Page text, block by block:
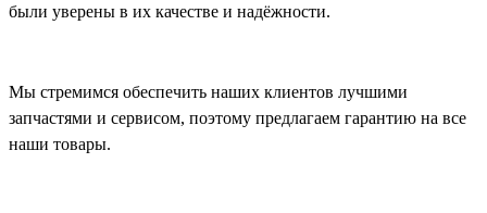
были уверены в их качестве и надёжности.
Мы стремимся обеспечить наших клиентов лучшими
запчастями и сервисом, поэтому предлагаем гарантию на все
наши товары.